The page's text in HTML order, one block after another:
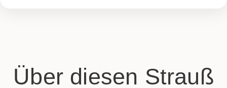
Über diesen Strauß